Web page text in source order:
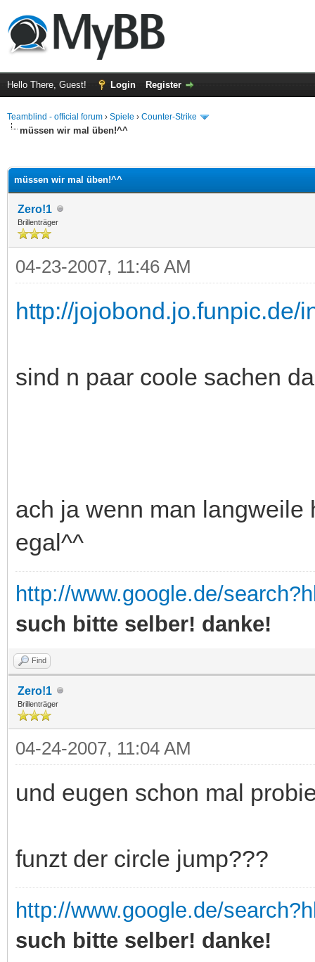
Hello There, Guest! Login Register
Teamblind - official forum › Spiele › Counter-Strike
müssen wir mal üben!^^
müssen wir mal üben!^^
Zero!1
Brillenträger
04-23-2007, 11:46 AM
http://jojobond.jo.funpic.de/
sind n paar coole sachen
ach ja wenn man langweile
egal^^
http://www.google.de/
such bitte selber! danke!
Find
Zero!1
Brillenträger
04-24-2007, 11:04 AM
und eugen schon mal
funzt der circle jump???
http://www.google.de/
such bitte selber! danke!